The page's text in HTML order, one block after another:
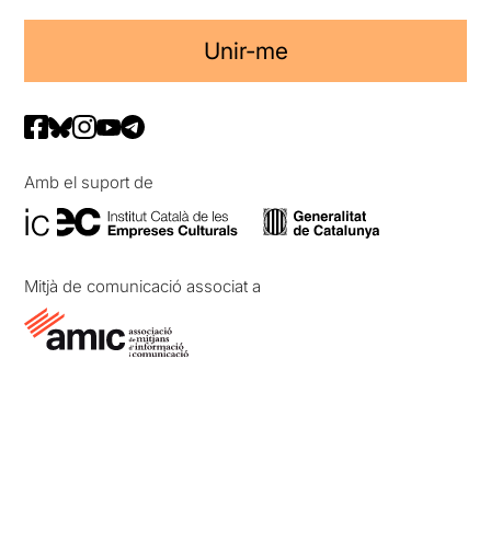
Unir-me
Amb el suport de
Mitjà de comunicació associat a